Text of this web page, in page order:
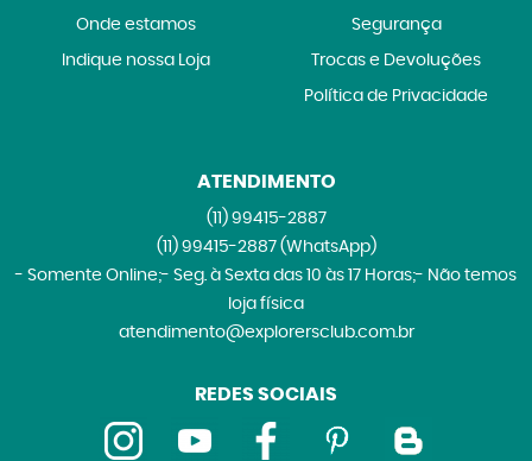
Onde estamos
Indique nossa Loja
Segurança
Trocas e Devoluções
Política de Privacidade
ATENDIMENTO
(11)99415-2887
(11)99415-2887 (WhatsApp)
- Somente Online;- Seg. à Sexta das 10 às 17 Horas;- Não temos
loja física
atendimento@explorersclub.com.br
REDES SOCIAIS